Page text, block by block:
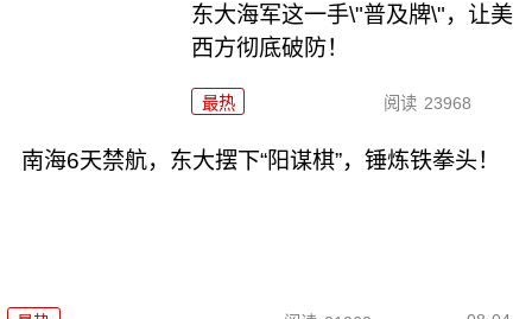
东大海军这一手\"普及牌\"，让美
西方彻底破防！
最热 阅读 23968
南海6天禁航，东大摆下“阳谋棋”，锤炼铁拳头！